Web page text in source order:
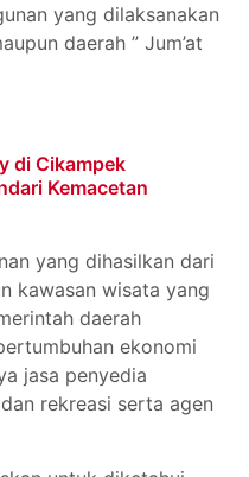
yang dilaksanakan
daerah ” Jum’at
di Cikampek
Kemacetan
yang dihasilkan dari
kawasan wisata yang
daerah
ekonomi
jasa penyedia
rekreasi serta agen